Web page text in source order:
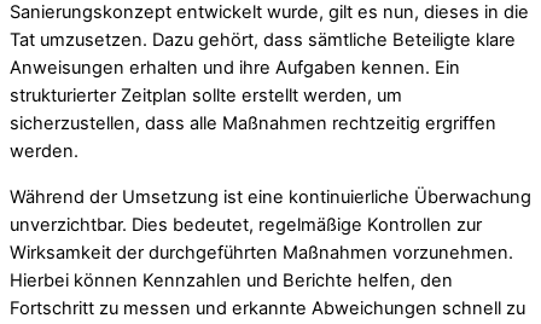
Sanierungskonzept entwickelt wurde, gilt es nun, dieses in die
Tat umzusetzen. Dazu gehört, dass sämtliche Beteiligte klare
Anweisungen erhalten und ihre Aufgaben kennen. Ein
strukturierter Zeitplan sollte erstellt werden, um
sicherzustellen, dass alle Maßnahmen rechtzeitig ergriffen
werden.
Während der Umsetzung ist eine kontinuierliche Überwachung
unverzichtbar. Dies bedeutet, regelmäßige Kontrollen zur
Wirksamkeit der durchgeführten Maßnahmen vorzunehmen.
Hierbei können Kennzahlen und Berichte helfen, den
Fortschritt zu messen und erkannte Abweichungen schnell zu